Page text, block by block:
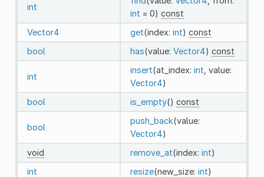
int
int = 0) const
Vector4
get(index: int) const
bool
has(value: Vector4) const
int
insert(at_index: int , value:
Vector4)
bool
is_empty() const
bool
push_back(value:
Vector4)
void
remove_at(index: int)
int
resize(new_size: int)